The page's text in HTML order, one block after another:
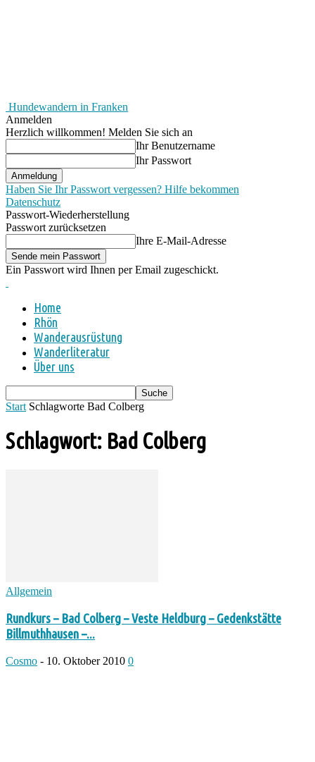
Hundewandern in Franken
Anmelden
Herzlich willkommen! Melden Sie sich an
Ihr Benutzername
Ihr Passwort
Haben Sie Ihr Passwort vergessen? Hilfe bekommen
Datenschutz
Passwort-Wiederherstellung
Passwort zurücksetzen
Ihre E-Mail-Adresse
Ein Passwort wird Ihnen per Email zugeschickt.
Home
Rhön
Wanderausrüstung
Wanderliteratur
Über uns
Start Schlagworte Bad Colberg
Schlagwort: Bad Colberg
Allgemein
Rundkurs – Bad Colberg – Veste Heldburg – Gedenkstätte
Billmuthhausen –...
Cosmo - 10. Oktober 2010 0